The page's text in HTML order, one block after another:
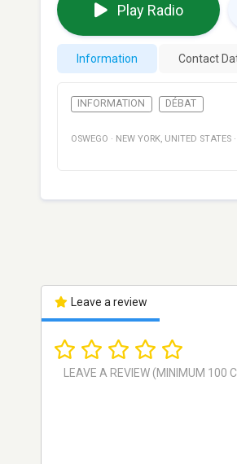
Play Radio
Information Contact
INFORMATION DÉBAT
OSWEGO · NEW YORK, UNITED STATES ·
Leave a review